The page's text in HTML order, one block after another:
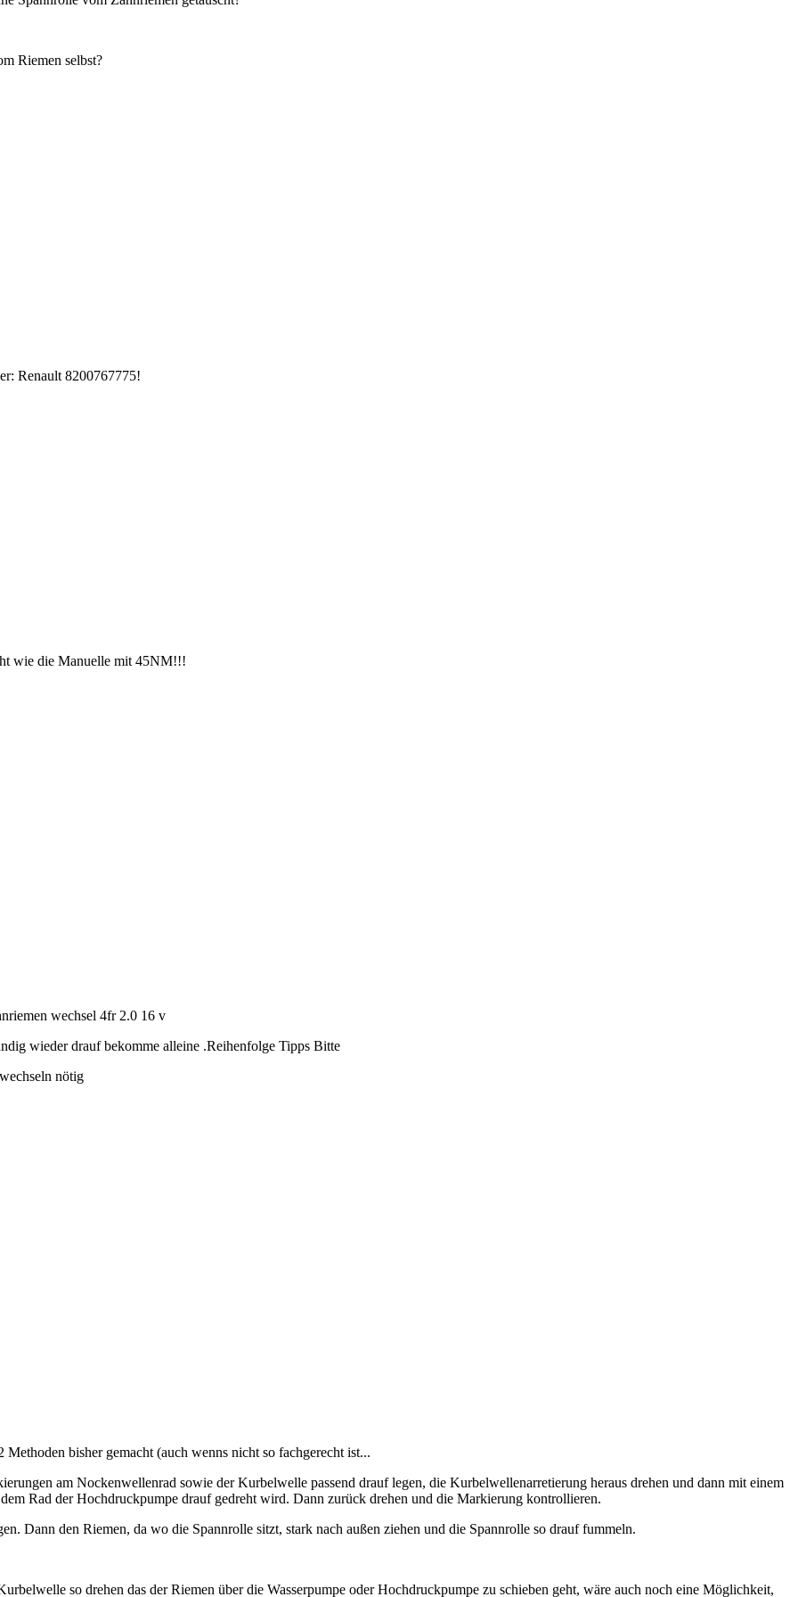
Riemen selbst?
Renault 8200767775!
wie die Manuelle mit 45NM!!!
wechsel 4fr 2.0 16 v
wieder drauf bekomme alleine .Reihenfolge Tipps Bitte
nötig
bisher gemacht (auch wenns nicht so fachgerecht ist...
am Nockenwellenrad sowie der Kurbelwelle passend drauf legen, die Kurbelwellenarretierung heraus drehen und dann mit einem
Rad der Hochdruckpumpe drauf gedreht wird. Dann zurück drehen und die Markierung kontrollieren.
Dann den Riemen, da wo die Spannrolle sitzt, stark nach außen ziehen und die Spannrolle so drauf fummeln.
so drehen das der Riemen über die Wasserpumpe oder Hochdruckpumpe zu schieben geht, wäre auch noch eine Möglichkeit,